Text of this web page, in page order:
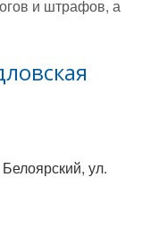
и штрафов, а
ул.